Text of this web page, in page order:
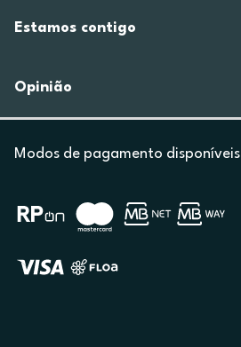
Estamos contigo
Opinião
Modos de pagamento disponíveis